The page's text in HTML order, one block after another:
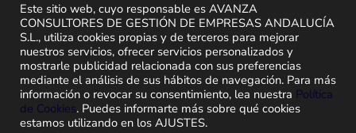
Este sitio web, cuyo responsable es AVANZA
CONSULTORES DE GESTIÓN DE EMPRESAS ANDALUCÍA
S.L., utiliza cookies propias y de terceros para mejorar
nuestros servicios, ofrecer servicios personalizados y
mostrarle publicidad relacionada con sus preferencias
mediante el análisis de sus hábitos de navegación. Para más
información o revocar su consentimiento, lea nuestra Política
de Cookies. Puedes informarte más sobre qué cookies
estamos utilizando en los AJUSTES.